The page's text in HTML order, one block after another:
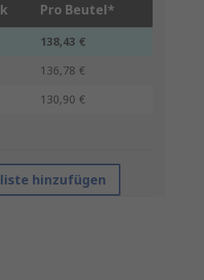
Pro Beutel*
138,43 €
136,78 €
130,90 €
hinzufügen